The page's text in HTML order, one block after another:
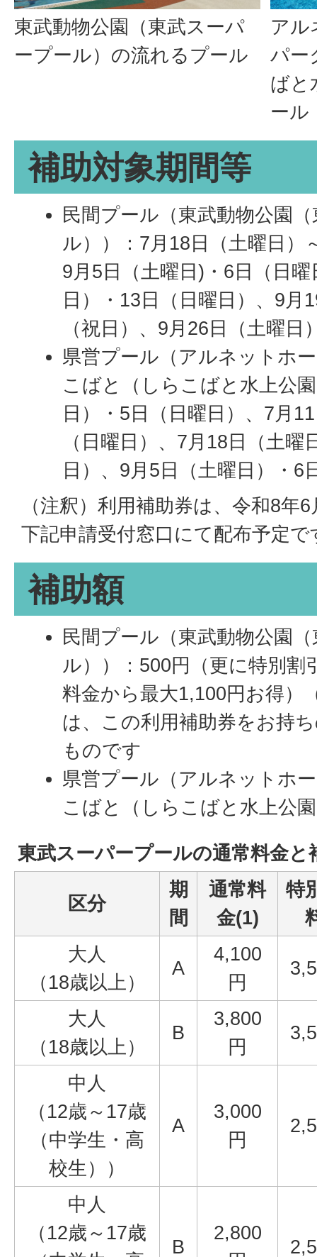
東武動物公園（東武スーパ
ープール）の流れるプール
アル
パー
ばと
ール
補助対象期間等
民間プール（東武動物公園
ル））：7月18日（土曜日）
9月5日（土曜日)・6日（日
日）・13日（日曜日）、9月
（祝日）、9月26日（土曜日
県営プール（アルネットホ
こばと（しらこばと水上公
日）・5日（日曜日）、7月
（日曜日）、7月18日（土
日）、9月5日（土曜日）・6
（注釈）利用補助券は、令和8年
下記申請受付窓口にて配布予定で
補助額
民間プール（東武動物公園
ル））：500円（更に特別割
料金から最大1,100円お得）
は、この利用補助券をお持
ものです
県営プール（アルネットホ
こばと（しらこばと水上公
東武スーパープールの通常料金と
区分
期
間
通常料
金(1)
特
大人
（18歳以上）
A
4,100
円
大人
（18歳以上）
B
3,800
円
中人
（12歳～17歳
（中学生・高
校生））
A
3,000
円
中人
（12歳～17歳
B
2,800